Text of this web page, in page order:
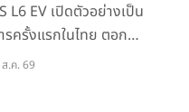
L6 EV เปิดตัวอย่างเป็น
รครั้งแรกในไทย ตอกย้ำ
น์ “Drive Your
.ค. 69